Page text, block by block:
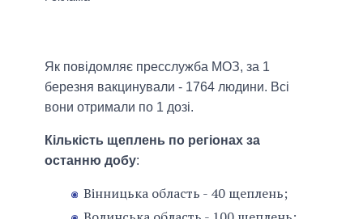
Як повідомляє пресслужба МОЗ, за 1
березня вакцинували - 1764 людини. Всі
вони отримали по 1 дозі.
Кількість щеплень по регіонах за
останню добу:
Вінницька область - 40 щеплень;